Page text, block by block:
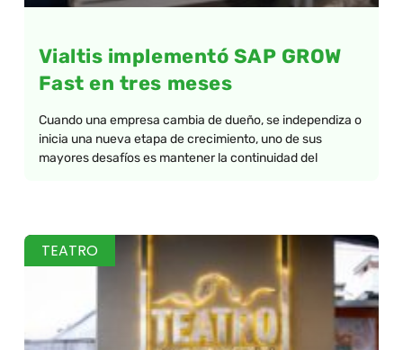
Vialtis implementó SAP GROW
Fast en tres meses
Cuando una empresa cambia de dueño, se independiza o
inicia una nueva etapa de crecimiento, uno de sus
mayores desafíos es mantener la continuidad del
TEATRO